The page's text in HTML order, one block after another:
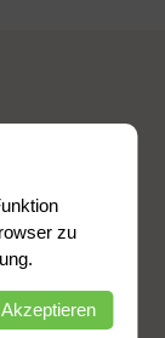
zu
Akzeptieren